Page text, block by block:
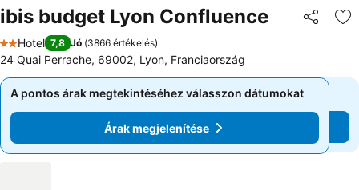
ibis budget Lyon Confluence
2 Kategória
Hotel 7,8 Jó (3866 értékelés)
24 Quai Perrache, 69002, Lyon, Franciaország
A pontos árak megtekintéséhez válasszon dátumokat
Árak megjelenítése
A pontos árak megtekintéséhez válasszon dátumokat
Árak megjelenítése